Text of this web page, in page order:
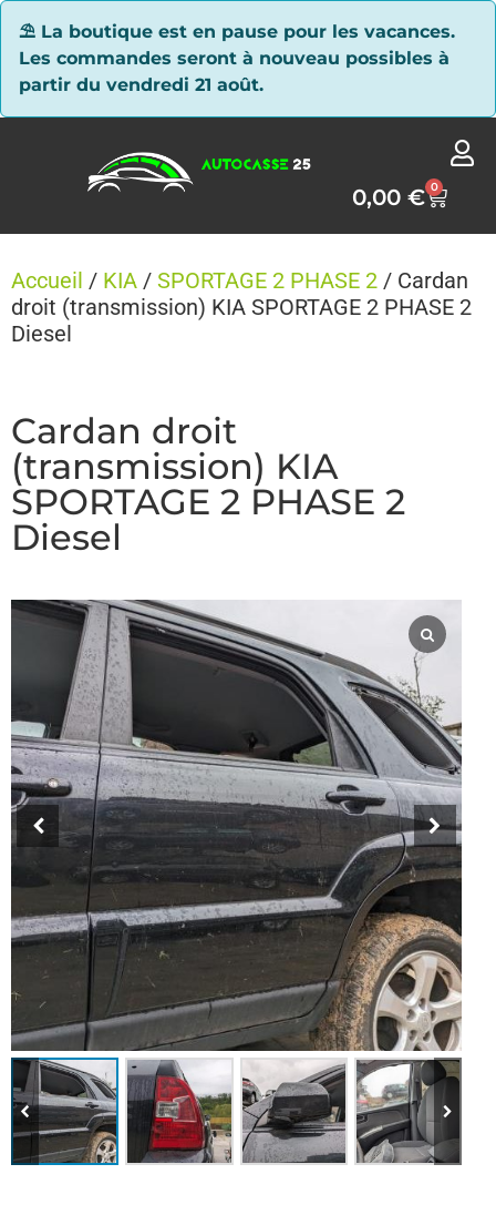
⛱ La boutique est en pause pour les vacances.
Les commandes seront à nouveau possibles à
partir du vendredi 21 août.
0,00€ 0
Accueil / KIA / SPORTAGE 2 PHASE 2 / Cardan
droit (transmission) KIA SPORTAGE 2 PHASE 2
Diesel
Cardan droit
(transmission) KIA
SPORTAGE 2 PHASE 2
Diesel
Panneau de gestion des cookies